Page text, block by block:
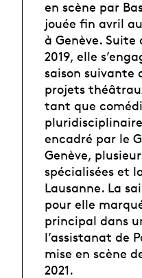
en scène par
jouée fin avril
à Genève.
2019, elle
saison suivante
projets
tant que
encadré par le
Genève,
spécialisées et
Lausanne. La
pour elle
principal dans
l’assistanat de
mise en scène
2021.